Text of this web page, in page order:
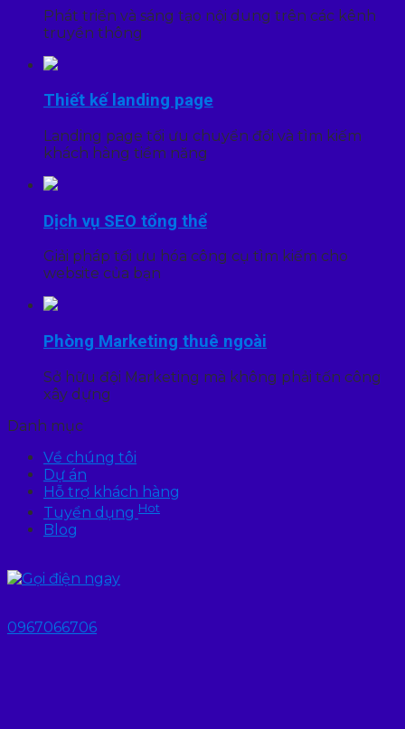
Phát triển và sáng tạo nội dung trên các kênh
truyền thông
Thiết kế landing page
Landing page tối ưu chuyển đổi và tìm kiếm
khách hàng tiềm năng
Dịch vụ SEO tổng thể
Giải pháp tối ưu hóa công cụ tìm kiếm cho
website của bạn
Phòng Marketing thuê ngoài
Sở hữu đội Marketing mà không phải tốn công
xây dựng
Danh mục
Về chúng tôi
Dự án
Hỗ trợ khách hàng
Tuyển dụng Hot
Blog
0967066706